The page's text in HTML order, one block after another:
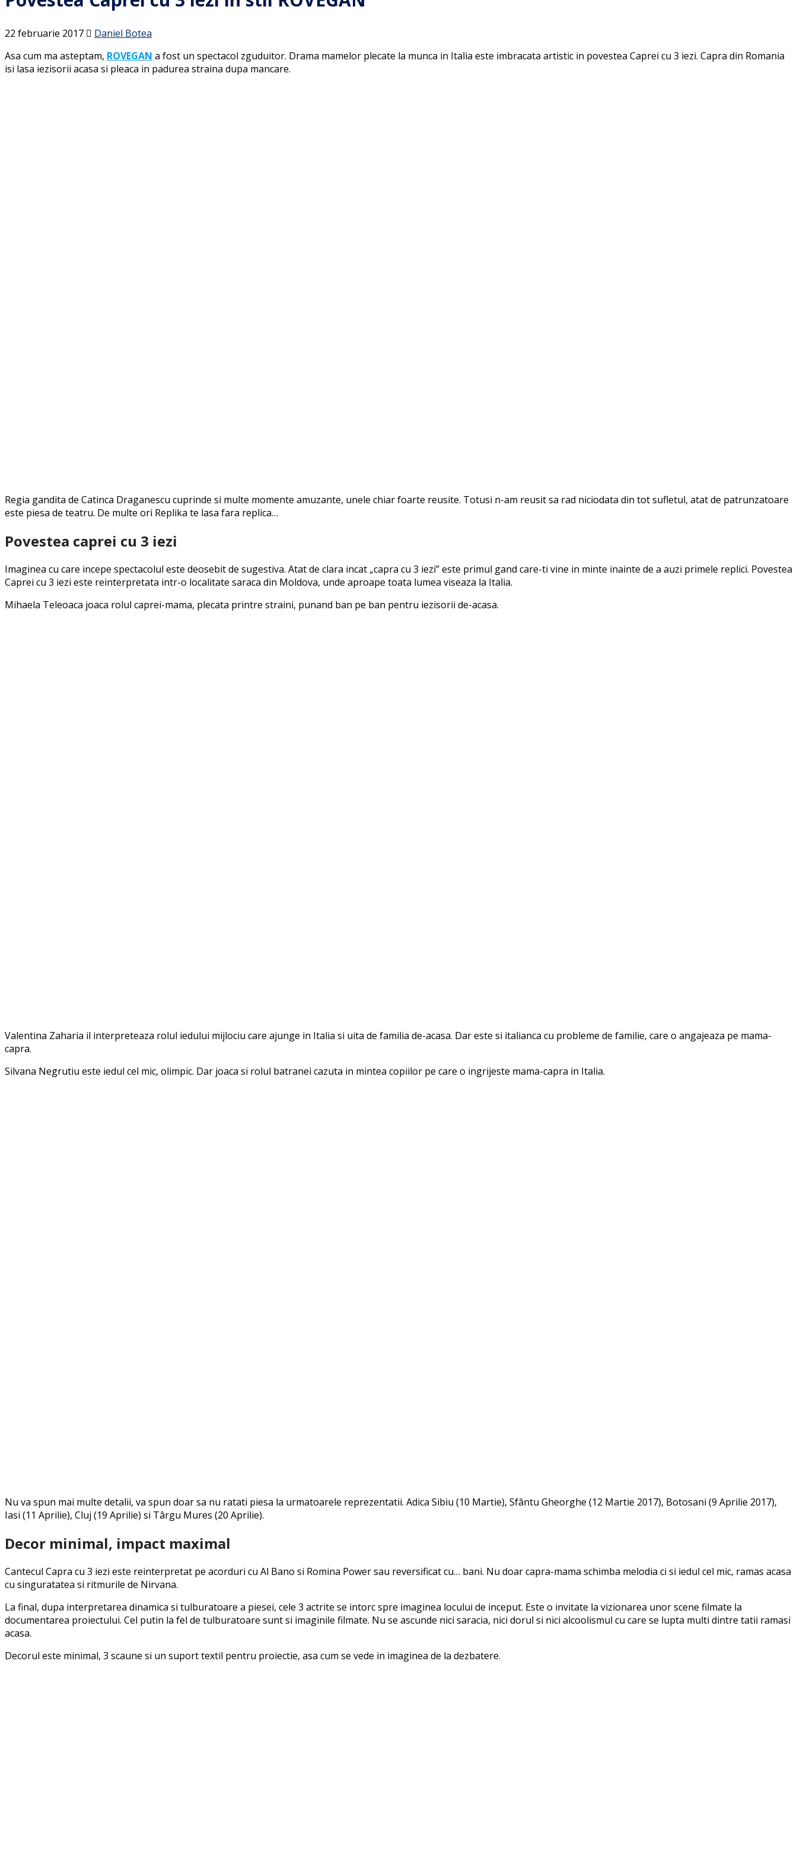
22 februarie 2017
Daniel Botea
Asa cum ma asteptam, ROVEGAN a fost un spectacol zguduitor. Drama mamelor plecate la munca in Italia este imbracata artistic in povestea Caprei cu 3 iezi. Capra din Romania
isi lasa iezisorii acasa si pleaca in padurea straina dupa mancare.
Regia gandita de Catinca Draganescu cuprinde si multe momente amuzante, unele chiar foarte reusite. Totusi n-am reusit sa rad niciodata din tot sufletul, atat de patrunzatoare
este piesa de teatru. De multe ori Replika te lasa fara replica…
Povestea caprei cu 3 iezi
Imaginea cu care incepe spectacolul este deosebit de sugestiva. Atat de clara incat „capra cu 3 iezi” este primul gand care-ti vine in minte inainte de a auzi primele replici. Povestea
Caprei cu 3 iezi este reinterpretata intr-o localitate saraca din Moldova, unde aproape toata lumea viseaza la Italia.
Mihaela Teleoaca joaca rolul caprei-mama, plecata printre straini, punand ban pe ban pentru iezisorii de-acasa.
Valentina Zaharia il interpreteaza rolul iedului mijlociu care ajunge in Italia si uita de familia de-acasa. Dar este si italianca cu probleme de familie, care o angajeaza pe mama-
capra.
Silvana Negrutiu este iedul cel mic, olimpic. Dar joaca si rolul batranei cazuta in mintea copiilor pe care o ingrijeste mama-capra in Italia.
Nu va spun mai multe detalii, va spun doar sa nu ratati piesa la urmatoarele reprezentatii. Adica Sibiu (10 Martie), Sfântu Gheorghe (12 Martie 2017), Botosani (9 Aprilie 2017),
Iasi (11 Aprilie), Cluj (19 Aprilie) si Târgu Mures (20 Aprilie).
Decor minimal, impact maximal
Cantecul Capra cu 3 iezi este reinterpretat pe acorduri cu Al Bano si Romina Power sau reversificat cu… bani. Nu doar capra-mama schimba melodia ci si iedul cel mic, ramas acasa
cu singuratatea si ritmurile de Nirvana.
La final, dupa interpretarea dinamica si tulburatoare a piesei, cele 3 actrite se intorc spre imaginea locului de inceput. Este o invitate la vizionarea unor scene filmate la
documentarea proiectului. Cel putin la fel de tulburatoare sunt si imaginile filmate. Nu se ascunde nici saracia, nici dorul si nici alcoolismul cu care se lupta multi dintre tatii ramasi
acasa.
Decorul este minimal, 3 scaune si un suport textil pentru proiectie, asa cum se vede in imaginea de la dezbatere.